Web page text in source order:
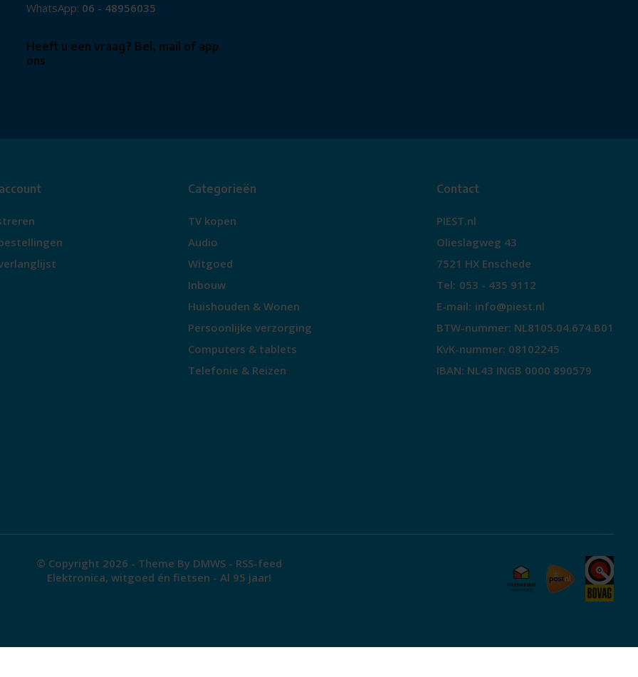
WhatsApp: 06 - 48956035
Heeft u een vraag? Bel, mail of app
ons
Categorieën
TV kopen
Audio
Witgoed
Inbouw
Huishouden & Wonen
Persoonlijke verzorging
Computers & tablets
Telefonie & Reizen
Contact
PIEST.nl
Olieslagweg 43
7521 HX Enschede
Tel: 053 - 435 9112
E-mail: info@piest.nl
BTW-nummer: NL8105.04.674.B01
KvK-nummer: 08102245
IBAN: NL43 INGB 0000 890579
© Copyright 2026 - Theme By DMWS - RSS-feed
Elektronica, witgoed én fietsen - Al 95 jaar!